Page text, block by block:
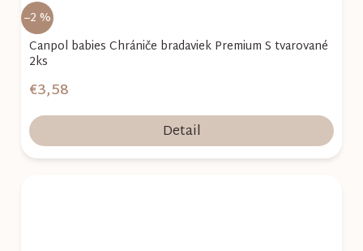
–2 %
Canpol babies Chrániče bradaviek Premium S tvarované
2ks
€3,58
Detail